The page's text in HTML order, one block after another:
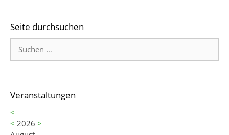
Seite durchsuchen
Veranstaltungen
<
< 2026 >